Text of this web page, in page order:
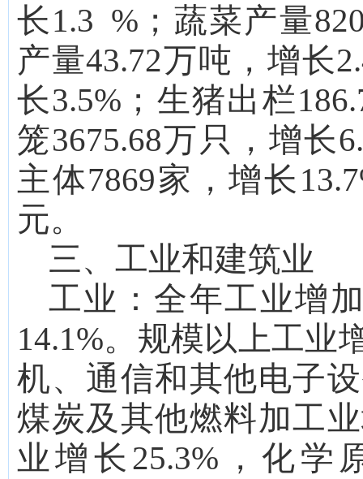
长1.3 %；蔬菜产量
产量43.72万吨， 增长2
长3.5%；生猪出栏
笼3675.68万只，增长
主体7869家，增长 13.7
元。
三、工业和建筑业
工业： 全年工业增
14.1%。 规模以上工业
机、通信和其他电子
煤炭及其他燃料加工
业增长 25.3%，化学